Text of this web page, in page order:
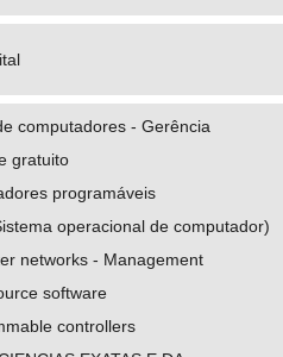
computadores - Gerência
gratuito
programáveis
operacional de computador)
networks - Management
software
controllers